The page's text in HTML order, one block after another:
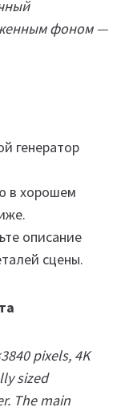
фоном —
генератор
в хорошем
описание
сцены.
pixels, 4K
sized
The main